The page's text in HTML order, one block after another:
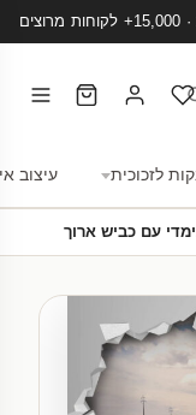
לזכוכית עיצוב
עם כביש ארוך